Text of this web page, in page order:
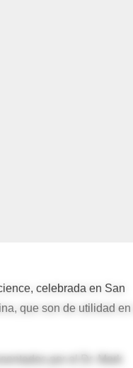
celebrada en San
que son de utilidad en
por el Dr. Mark